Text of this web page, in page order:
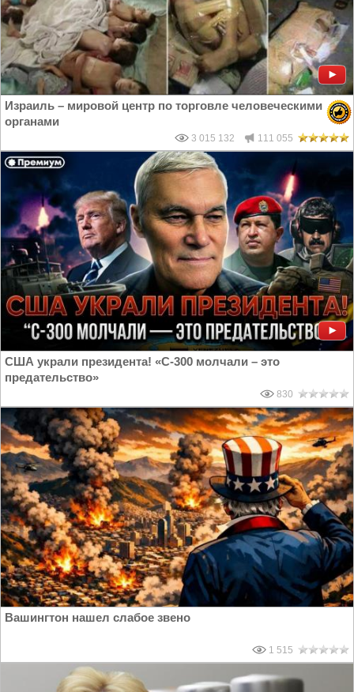
Израиль – мировой центр по торговле человеческими
органами
3 015 132 111 055
США украли президента! «С-300 молчали – это
предательство»
830
Вашингтон нашел слабое звено
1 515